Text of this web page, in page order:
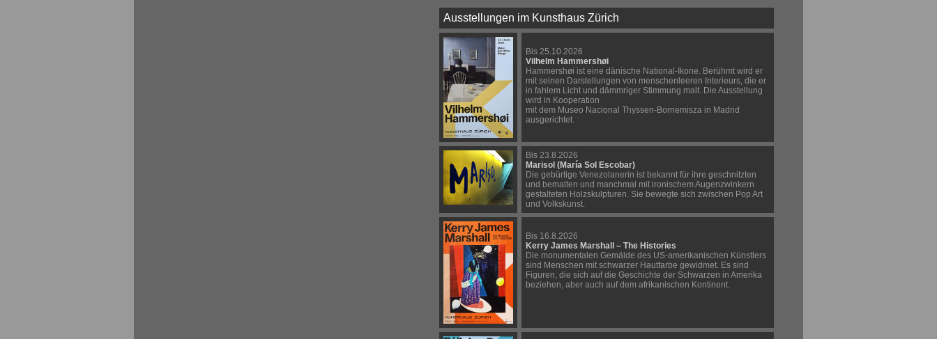
Ausstellungen im Kunsthaus Zürich
Bis 25.10.2026
Vilhelm Hammershøi
Hammershøi ist eine dänische National-Ikone. Berühmt wird er
mit seinen Darstellungen von menschenleeren Interieurs, die er
in fahlem Licht und dämmriger Stimmung malt. Die Ausstellung
wird in Kooperation
mit dem Museo Nacional Thyssen-Bornemisza in Madrid
ausgerichtet.
Bis 23.8.2026
Marisol (María Sol Escobar)
Die gebürtige Venezolanerin ist bekannt für ihre geschnitzten
und bemalten und manchmal mit ironischem Augenzwinkern
gestalteten Holzskulpturen. Sie bewegte sich zwischen Pop Art
und Volkskunst.
Bis 16.8.2026
Kerry James Marshall – The Histories
Die monumentalen Gemälde des US-amerikanischen Künstlers
sind Menschen mit schwarzer Hautfarbe gewidmet. Es sind
Figuren, die sich auf die Geschichte der Schwarzen in Amerika
beziehen, aber auch auf dem afrikanischen Kontinent.